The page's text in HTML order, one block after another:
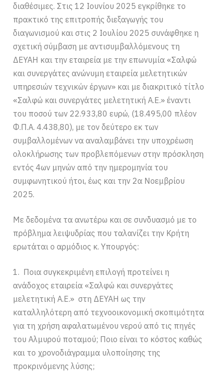
διαθέσιμες. Στις 12 Ιουνίου 2025 εγκρίθηκε το
πρακτικό της επιτροπής διεξαγωγής του
διαγωνισμού και στις 2 Ιουλίου 2025 συνάφθηκε η
σχετική σύμβαση με αντισυμβαλλόμενους τη
ΔΕΥΑΗ και την εταιρεία με την επωνυμία «Σαλφώ
και συνεργάτες ανώνυμη εταιρεία μελετητικών
υπηρεσιών τεχνικών έργων» και με διακριτικό τίτλο
«Σαλφώ και συνεργάτες μελετητική Α.Ε.» έναντι
του ποσού των 22.933,80 ευρώ, (18.495,00 πλέον
Φ.Π.Α. 4.438,80), με τον δεύτερο εκ των
συμβαλλομένων να αναλαμβάνει την υποχρέωση
ολοκλήρωσης των προβλεπόμενων στην πρόσκληση
εντός 4ων μηνών από την ημερομηνία του
συμφωνητικού ήτοι, έως και την 2α Νοεμβρίου
2025.
Με δεδομένα τα ανωτέρω και σε συνδυασμό με το
πρόβλημα λειψυδρίας που ταλανίζει την Κρήτη
ερωτάται ο αρμόδιος κ. Υπουργός:
1. Ποια συγκεκριμένη επιλογή προτείνει η
ανάδοχος εταιρεία «Σαλφώ και συνεργάτες
μελετητική Α.Ε.» στη ΔΕΥΑΗ ως την
καταλληλότερη από τεχνοοικονομική σκοπιμότητα
για τη χρήση αφαλατωμένου νερού από τις πηγές
του Αλμυρού ποταμού; Ποιο είναι το κόστος καθώς
και το χρονοδιάγραμμα υλοποίησης της
προκρινόμενης λύσης;